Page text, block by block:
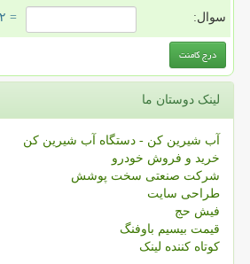
سوال: = ۲ بعلاوه ۵
لینک دوستان ما
آب شیرین کن - دستگاه آب شیرین کن
خرید و فروش خودرو
شرکت صنعتی سخت پوشش
طراحی سایت
فیش حج
قیمت بیسیم باوفنگ
کوتاه کننده لینک